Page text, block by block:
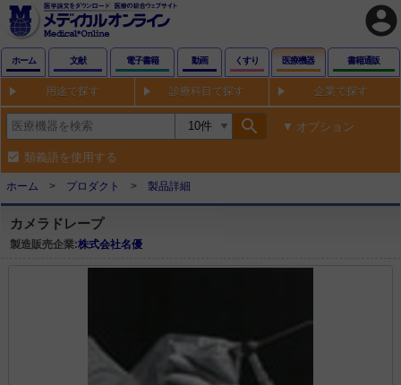
account_circle
ホーム 文献 電子書籍 動画 くすり 医療機器 書籍通販
用途で探す 診療科目で探す 企業で探す
search オプション
類義語を使用する
ホーム プロダクト 製品詳細
カメラドレープ
製造販売企業:株式会社名優